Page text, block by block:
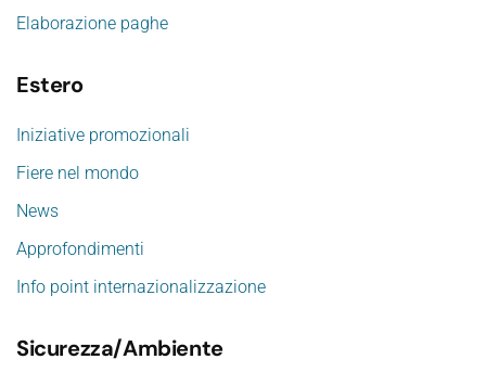
Elaborazione paghe
Estero
Iniziative promozionali
Fiere nel mondo
News
Approfondimenti
Info point internazionalizzazione
Sicurezza/Ambiente